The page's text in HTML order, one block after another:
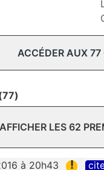
ACCÉDER AUX
AFFICHER LES 62
à 20h43 !